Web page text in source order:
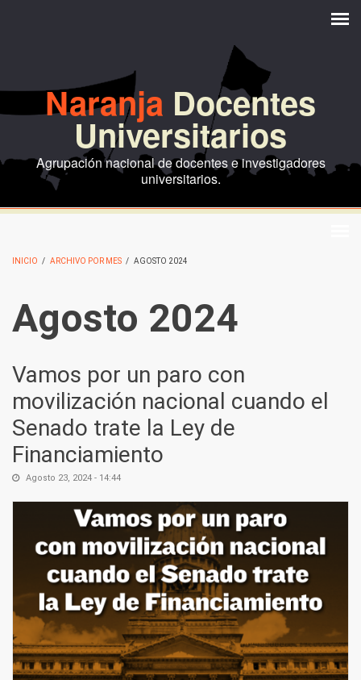
Naranja Docentes
Universitarios
Agrupación nacional de docentes e investigadores
universitarios.
INICIO / ARCHIVO POR MES / AGOSTO 2024
Agosto 2024
Vamos por un paro con
movilización nacional cuando el
Senado trate la Ley de
Financiamiento
Agosto 23, 2024 - 14:44